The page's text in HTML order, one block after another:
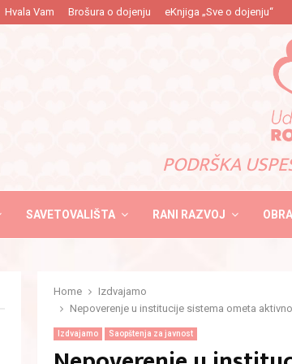
Hvala Vam Brošura o dojenju eKnjiga „Sve o dojenju“
…
PODRŠKA
SAVETOVALIŠTA RANI RAZVOJ
Home
Izdvajamo
Nepoverenje u institucije sistema ometa
Izdvajamo Saopštenja za javnost